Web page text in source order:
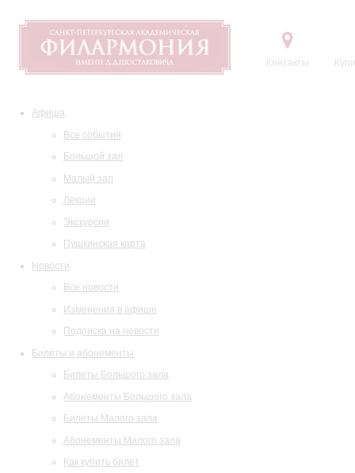
Контакты
Афиша
Все события
Большой зал
Малый зал
Лекции
Экскурсии
Пушкинская карта
Новости
Все новости
Изменения в афише
Подписка на новости
Билеты и абонементы
Билеты Большого зала
Абонементы Большого зала
Билеты Малого зала
Абонементы Малого зала
Как купить билет